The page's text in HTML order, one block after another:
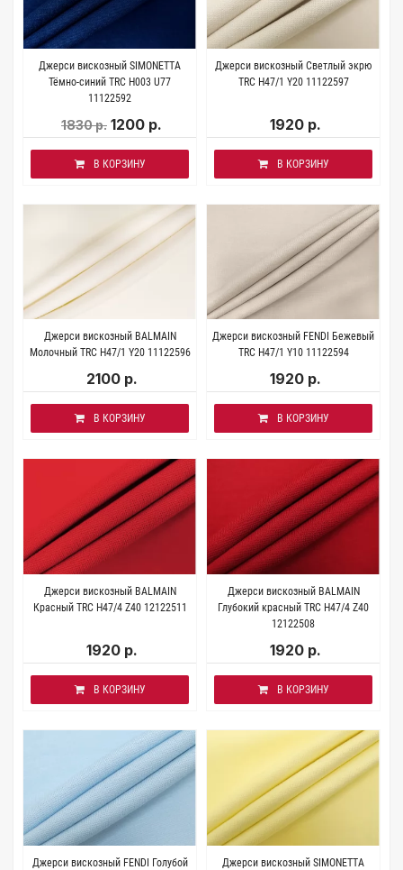
Джерси вискозный SIMONETTA
Тёмно-синий TRC H003 U77
11122592
1830 р. 1200 р.
В КОРЗИНУ
Джерси вискозный Светлый экрю
TRC H47/1 Y20 11122597
1920 р.
В КОРЗИНУ
Джерси вискозный BALMAIN
Молочный TRC H47/1 Y20 11122596
2100 р.
В КОРЗИНУ
Джерси вискозный FENDI Бежевый
TRC H47/1 Y10 11122594
1920 р.
В КОРЗИНУ
Джерси вискозный BALMAIN
Красный TRC H47/4 Z40 12122511
1920 р.
В КОРЗИНУ
Джерси вискозный BALMAIN
Глубокий красный TRC H47/4 Z40
12122508
1920 р.
В КОРЗИНУ
Джерси вискозный FENDI Голубой
Джерси вискозный SIMONETTA